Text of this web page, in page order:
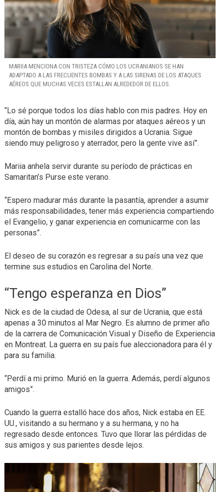
MARIIA MENCIONA CON TRISTEZA CÓMO LOS UCRANIANOS SE HAN
ADAPTADO A LAS FRECUENTES BOMBAS Y A LAS SIRENAS DE LOS ATAQUES
AÉREOS QUE MUCHAS VECES ESTALLAN ALREDEDOR DE ELLOS.
“Lo sé porque todos los días hablo con mis padres. Hoy en
día, aún hay un montón de alarmas por ataques aéreos y un
montón de bombas y misiles dirigidos a Ucrania. Sigue
siendo muy peligroso y aterrador, pero la gente vive así”.
Mariia anhela servir durante su período de prácticas en
Samaritan’s Purse este verano.
“Espero madurar más durante la pasantía, aprender a asumir
más responsabilidades, tener más experiencia compartiendo
el Evangelio, y ganar experiencia en comunicarme con las
personas”.
El deseo de su corazón es regresar a su país una vez que
termine sus estudios en Carolina del Norte.
“Tengo esperanza en Dios”
Nick es de la ciudad de Odesa, al sur de Ucrania, que está
apenas a 30 minutos al Mar Negro. Es alumno de primer año
de la carrera de Comunicación Visual y Diseño de Experiencia
en Montreat. La guerra en su país fue aleccionadora para él y
para su familia.
“Perdí a mi primo. Murió en la guerra. Además, perdí algunos
amigos”.
Cuando la guerra estalló hace dos años, Nick estaba en EE.
UU., visitando a su hermano y a su hermana, y no ha
regresado desde entonces. Tuvo que llorar las pérdidas de
sus amigos y sus parientes desde lejos.